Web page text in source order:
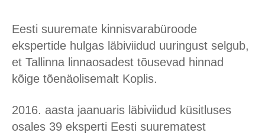
Eesti suuremate kinnisvarabüroode
ekspertide hulgas läbiviidud uuringust selgub,
et Tallinna linnaosadest tõusevad hinnad
kõige tõenäolisemalt Koplis.
2016. aasta jaanuaris läbiviidud küsitluses
osales 39 eksperti Eesti suurematest